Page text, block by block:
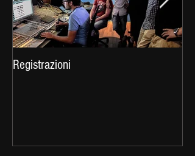
Registrazioni